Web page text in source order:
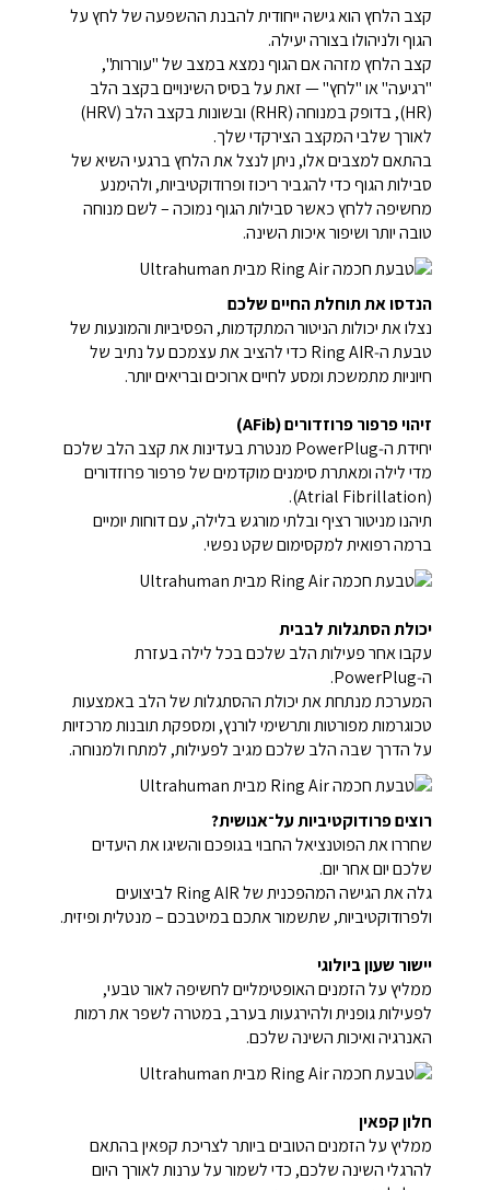
קצב הלחץ הוא גישה ייחודית להבנת ההשפעה של לחץ על
הגוף ולניהולו בצורה יעילה.
קצב הלחץ מזהה אם הגוף נמצא במצב של "עוררות",
"רגיעה" או "לחץ" — זאת על בסיס השינויים בקצב הלב
(HR), בדופק במנוחה (RHR) ובשונות בקצב הלב (HRV)
לאורך שלבי המקצב הצירקדי שלך.
בהתאם למצבים אלו, ניתן לנצל את הלחץ ברגעי השיא של
סבילות הגוף כדי להגביר ריכוז ופרודוקטיביות, ולהימנע
מחשיפה ללחץ כאשר סבילות הגוף נמוכה – לשם מנוחה
טובה יותר ושיפור איכות השינה.
הנדסו את תוחלת החיים שלכם
נצלו את יכולות הניטור המתקדמות, הפסיביות והמונעות של
טבעת ה‑Ring AIR כדי להציב את עצמכם על נתיב של
חיוניות מתמשכת ומסע לחיים ארוכים ובריאים יותר.
זיהוי פרפור פרוזדורים (AFib)
יחידת ה‑PowerPlug מנטרת בעדינות את קצב הלב שלכם
מדי לילה ומאתרת סימנים מוקדמים של פרפור פרוזדורים
(Atrial Fibrillation).
תיהנו מניטור רציף ובלתי מורגש בלילה, עם דוחות יומיים
ברמה רפואית למקסימום שקט נפשי.
יכולת הסתגלות לבבית
עקבו אחר פעילות הלב שלכם בכל לילה בעזרת
ה‑PowerPlug.
המערכת מנתחת את יכולת ההסתגלות של הלב באמצעות
טכוגרמות מפורטות ותרשימי לורנץ, ומספקת תובנות מרכזיות
על הדרך שבה הלב שלכם מגיב לפעילות, למתח ולמנוחה.
רוצים פרודוקטיביות על־אנושית?
שחררו את הפוטנציאל החבוי בגופכם והשיגו את היעדים
שלכם יום אחר יום.
גלה את הגישה המהפכנית של Ring AIR לביצועים
ולפרודוקטיביות, שתשמור אתכם במיטבכם – מנטלית ופיזית.
יישור שעון ביולוגי
ממליץ על הזמנים האופטימליים לחשיפה לאור טבעי,
לפעילות גופנית ולהירגעות בערב, במטרה לשפר את רמות
האנרגיה ואיכות השינה שלכם.
חלון קפאין
ממליץ על הזמנים הטובים ביותר לצריכת קפאין בהתאם
להרגלי השינה שלכם, כדי לשמור על ערנות לאורך היום